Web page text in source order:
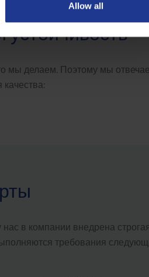
Allow all
устойчивость
мы делаем. Поэтому мы
в компании внедрена
требования